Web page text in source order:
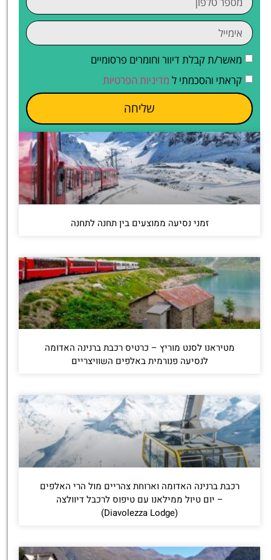
מאשר/ת קבלת דיוור וחומרים פרסומיים
קראתי והסכמתי ל מדיניות הפרטיות
שליחה
זמני נסיעה ממוצעים בין תחנה לתחנה
מטיראנו לסנט מוריץ – כרטיס רכבת ברנינה האדומה
לנסיעה פנורמית באלפים השוויצריים
רכבת ברנינה האדומה וארוחת צהריים מול הרי האלפים
– יום טיול ממילאנו עם טיפוס לרכבל דיוולצה
(Diavolezza Lodge)